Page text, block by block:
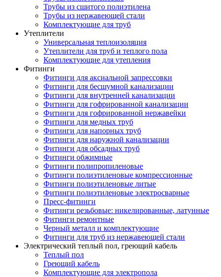
Трубы из сшитого полиэтилена
Трубы из нержавеющей стали
Комплектующие для труб
Утеплители
Универсальная теплоизоляция
Утеплители для труб и теплого пола
Комплектующие для утепления
Фитинги
Фитинги для аксиальной запрессовки
Фитинги для бесшумной канализации
Фитинги для внутренней канализации
Фитинги для гофрированной канализации
Фитинги для гофрированной нержавейки
Фитинги для медных труб
Фитинги для напорных труб
Фитинги для наружной канализации
Фитинги для обсадных труб
Фитинги обжимные
Фитинги полипропиленовые
Фитинги полиэтиленовые компрессионные
Фитинги полиэтиленовые литые
Фитинги полиэтиленовые электросварные
Пресс-фитинги
Фитинги резьбовые: никелированные, латунные
Фитинги ремонтные
Черный металл и комплектующие
Фитинги для труб из нержавеющей стали
Электрический теплый пол, греющий кабель
Теплый пол
Греющий кабель
Комплектующие для электропола